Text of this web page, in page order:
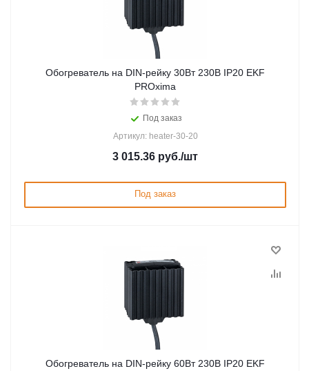
Обогреватель на DIN-рейку 30Вт 230В IP20 EKF
PROxima
Под заказ
Артикул: heater-30-20
3 015.36 руб./шт
Под заказ
Обогреватель на DIN-рейку 60Вт 230В IP20 EKF